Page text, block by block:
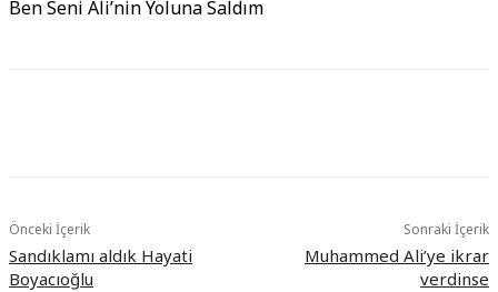
Ben Seni Ali’nin Yoluna Saldım
Önceki İçerik
Sandıklamı aldık Hayati
Boyacıoğlu
Sonraki İçerik
Muhammed Ali’ye ikrar
verdinse